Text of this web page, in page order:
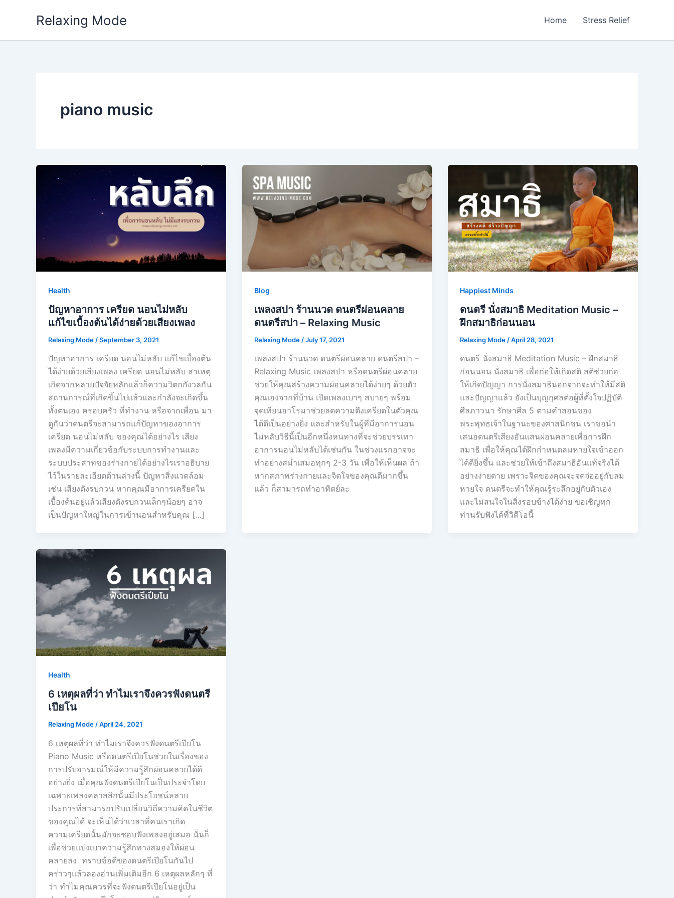
Relaxing Mode Home Stress Relief
piano music
Health
ปัญหาอาการ เครียด นอนไม่หลับ
แก้ไขเบื้องต้นได้ง่ายด้วยเสียงเพลง
Relaxing Mode /September 3, 2021
ปัญหาอาการ เครียด นอนไม่หลับ แก้ไขเบื้องต้น
ได้ง่ายด้วยเสียงเพลง เครียด นอนไม่หลับ สาเหตุ
เกิดจากหลายปัจจัยหลักเเล้วก็ความวิตกกังวลกัน
สถานการณ์ที่เกิดขึ้นไปเเล้วและกำลังจะเกิดขึ้น
ทั้งตนเอง ครอบครัว ที่ทำงาน หรือจากเพื่อน มา
ดูกันว่าดนตรีจะสามารถแก้ปัญหาของอาการ
เครียด นอนไม่หลับ ของคุณได้อย่างไร เสียง
เพลงมีความเกี่ยวข้อกับระบบการทำงานและ
ระบบประสาทของร่างกายได้อย่างไรเราอธิบาย
ไว้ในรายละเอียดด้านล่างนี้ ปัญหาสิ่งแวดล้อม
เช่น เสียงดังรบกวน หากคุณมีอาการเครียดใน
เบื้องต้นอยู่แล้วเสียงดังรบกวนเล็กๆน้อยๆ อาจ
เป็นปัญหาใหญ่ในการเข้านอนสำหรับคุณ […]
Blog
เพลงสปา ร้านนวด ดนตรีผ่อนคลาย
ดนตรีสปา – Relaxing Music
Relaxing Mode /July 17, 2021
เพลงสปา ร้านนวด ดนตรีผ่อนคลาย ดนตรีสปา –
Relaxing Music เพลงสปา หรือดนตรีผ่อนคลาย
ช่วยให้คุณสร้างความผ่อนคลายได้ง่ายๆ ด้วยตัว
คุณเองจากที่บ้าน เปิดเพลงเบาๆ สบายๆ พร้อม
จุดเทียนอาโรมาช่วยลดความตึงเครียดในตัวคุณ
ได้ดีเป็นอย่างยิ่ง และสำหรับในผู้ที่มีอาการนอน
ไม่หลับวิธีนี้เป็นอีกหนึ่งหนทางที่จะช่วยบรรเทา
อาการนอนไม่หลับได้เช่นกัน ในช่วงแรกอาจจะ
ทำอย่างสม่ำเสมอทุกๆ 2-3 วัน เพื่อให้เห็นผล ถ้า
หากสภาพร่างกายและจิตใจของคุณดีมากขึ้น
แล้ว ก็สามารถทำอาทิตย์ละ
Happiest Minds
ดนตรี นั่งสมาธิ Meditation Music –
ฝึกสมาธิก่อนนอน
Relaxing Mode /April 28, 2021
ดนตรี นั่งสมาธิ Meditation Music – ฝึกสมาธิ
ก่อนนอน นั่งสมาธิ เพื่อก่อให้เกิดสติ สติช่วยก่อ
ให้เกิดปัญญา การนั่งสมาธินอกจากจะทำให้มีสติ
และปัญญาแล้ว ยังเป็นบุญกุศลต่อผู้ที่ตั้งใจปฏิบัติ
ศีลภาวนา รักษาศีล 5 ตามคำสอนของ
พระพุทธเจ้าในฐานะของศาสนิกชน เราขอนำ
เสนอดนตรีเสียงอันแสนผ่อนคลายเพื่อการฝึก
สมาธิ เพื่อให้คุณได้ฝึกกำหนดลมหายใจเข้าออก
ได้ดียิ่งขึ้น และช่วยให้เข้าถึงสมาธิอันแท้จริงได้
อย่างง่ายดาย เพราะจิตของคุณจะจดจ่ออยู่กับลม
หายใจ ดนตรีจะทำให้คุณรู้ระลึกอยู่กับตัวเอง
และไม่สนใจในสิ่งรอบข้างได้ง่าย ขอเชิญทุก
ท่านรับฟังได้ที่วิดีโอนี้
Health
6 เหตุผลที่ว่า ทำไมเราจึงควรฟังดนตรี
เปียโน
Relaxing Mode /April 24, 2021
6 เหตุผลที่ว่า ทำไมเราจึงควรฟังดนตรีเปียโน
Piano Music หรือดนตรีเปียโนช่วยในเรื่องของ
การปรับอารมณ์ให้มีความรู้สึกผ่อนคลายได้ดี
อย่างยิ่ง เมื่อคุณฟังดนตรีเปียโนเป็นประจำโดย
เฉพาะเพลงคลาสสิกนั้นมีประโยชน์หลาย
ประการที่สามารถปรับเปลี่ยนวิถีความคิดในชีวิต
ของคุณได้ จะเห็นได้ว่าเวลาที่คนเราเกิด
ความเครียดนั้นมักจะชอบฟังเพลงอยู่เสมอ นั่นก็
เพื่อช่วยแบ่งเบาความรู้สึกทางสมองให้ผ่อน
คลายลง ทราบข้อดีของดนตรีเปียโนกันไป
คร่าวๆแล้วลองอ่านเพิ่มเติมอีก 6 เหตุผลหลักๆ ที่
ว่า ทำไมคุณควรที่จะฟังดนตรีเปียโนอยู่เป็น